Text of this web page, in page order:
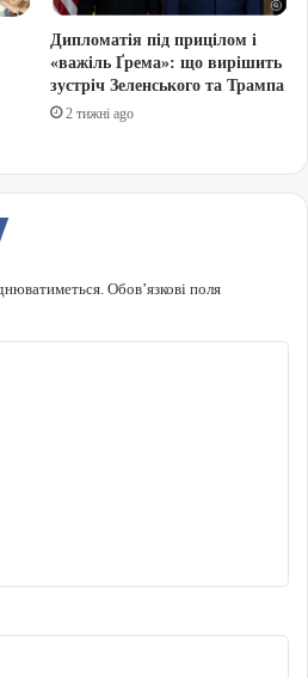
Дипломатія під прицілом і
«важіль Ґрема»: що вирішить
зустріч Зеленського та Трампа
2 тижні ago
Обов’язкові поля